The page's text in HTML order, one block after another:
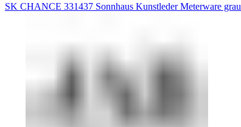
SK CHANCE 331437 Sonnhaus Kunstleder Meterware grau